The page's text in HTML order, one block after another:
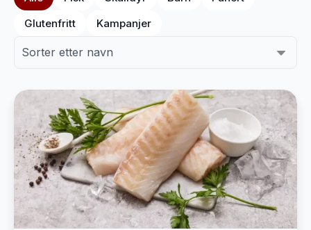
Glutenfritt
Kampanjer